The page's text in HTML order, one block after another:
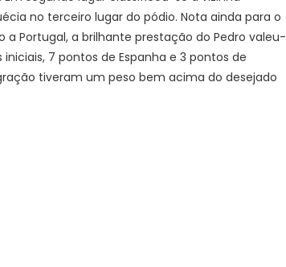
no terceiro lugar do pódio. Nota ainda para o
Portugal, a brilhante prestação do Pedro valeu-
iniciais, 7 pontos de Espanha e 3 pontos de
tiveram um peso bem acima do desejado